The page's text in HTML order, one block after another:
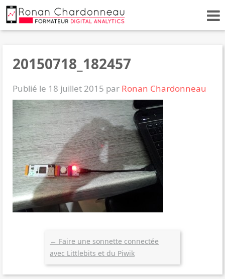
20150718_182457
Publié le 18 juillet 2015 par Ronan Chardonneau
← Faire une sonnette connectée
avec Littlebits et du Piwik